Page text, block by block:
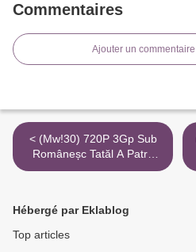
Commentaires
Ajouter un commentaire
< (Mw!30) 720P 3Gp Sub
Româneșc Tatăl A Patru
Copii: Înapoi Acasă
Hébergé par Eklablog
Top articles